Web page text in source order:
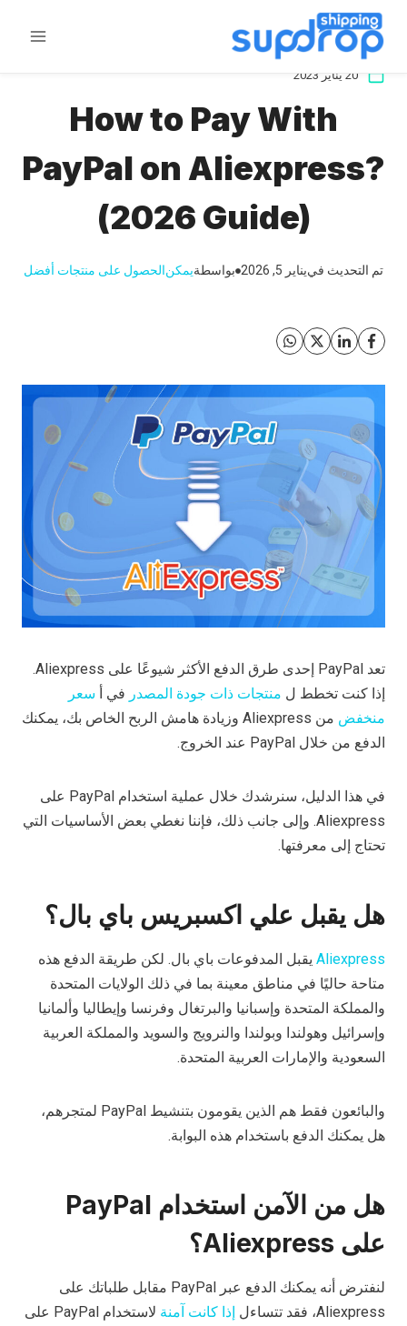
تخطى
المحتوى
20 يناير 2023
How to Pay With
PayPal on Aliexpress?
(2026 Guide)
تم التحديث فييناير 5, 2026 بواسطةيمكنالحصول على منتجات أفضل
تعد PayPal إحدى طرق الدفع الأكثر شيوعًا على Aliexpress.
إذا كنت تخطط ل منتجات ذات جودة المصدر في أ سعر
منخفض
من Aliexpress وزيادة هامش الربح الخاص بك، يمكنك
الدفع من خلال PayPal عند الخروج.
في هذا الدليل، سنرشدك خلال عملية استخدام PayPal على
Aliexpress. وإلى جانب ذلك، فإننا نغطي بعض الأساسيات التي
تحتاج إلى معرفتها.
هل يقبل علي اكسبريس باي بال؟
Aliexpress يقبل المدفوعات باي بال. لكن طريقة الدفع هذه
متاحة حاليًا في مناطق معينة بما في ذلك الولايات المتحدة
والمملكة المتحدة وإسبانيا والبرتغال وفرنسا وإيطاليا وألمانيا
وإسرائيل وهولندا وبولندا والنرويج والسويد والمملكة العربية
السعودية والإمارات العربية المتحدة.
والبائعون فقط هم الذين يقومون بتنشيط PayPal لمتجرهم،
هل يمكنك الدفع باستخدام هذه البوابة.
هل من الآمن استخدام PayPal
على Aliexpress؟
لنفترض أنه يمكنك الدفع عبر PayPal مقابل طلباتك على
Aliexpress، فقد تتساءل
إذا كانت آمنة
لاستخدام PayPal على